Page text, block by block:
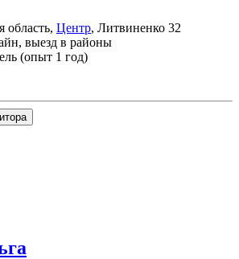
область, Центр, Литвиненко 32
выезд в районы
(опыт 1 год)